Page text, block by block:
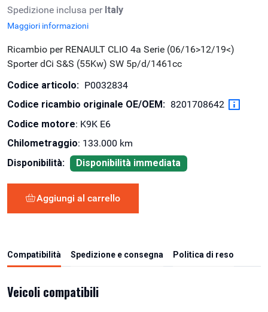
Spedizione inclusa per Italy
Maggiori informazioni
Ricambio per RENAULT CLIO 4a Serie (06/16>12/19<)
Sporter dCi S&S (55Kw) SW 5p/d/1461cc
Codice articolo: P0032834
Codice ricambio originale OE/OEM: 8201708642
Codice motore: K9K E6
Chilometraggio: 133.000 km
Disponibilità:
Disponibilità immediata
Aggiungi al carrello
Compatibilità Spedizione e consegna Politica di reso
Veicoli compatibili